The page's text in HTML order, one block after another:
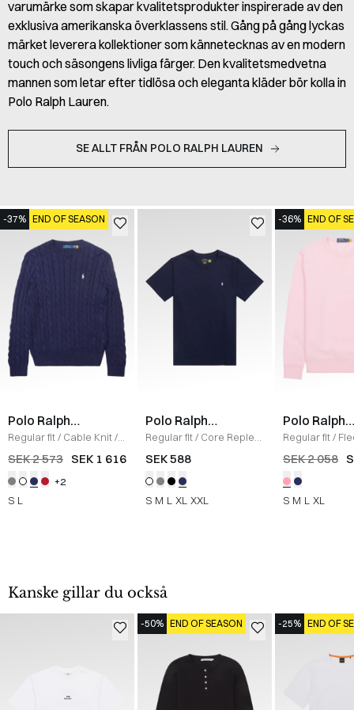
varumärke som skapar kvalitetsprodukter inspirerade av den
exklusiva amerikanska överklassens stil. Gång på gång lyckas
märket leverera kollektioner som kännetecknas av en modern
touch och säsongens livliga färger. Den kvalitetsmedvetna
mannen som letar efter tidlösa och eleganta kläder bör kolla in
Polo Ralph Lauren.
SE ALLT FRÅN POLO RALPH LAUREN
-37% END OF SEASON
Polo Ralph
Lauren
Regular fit/ Cable Knit/
NAVY
SEK 2 573 SEK 1 616
+2
S L
Polo Ralph
Lauren
Regular fit/ Core Replen
Logo Tee
SEK 588
S M L XL XXL
-36% END OF
Polo Ralph
Lauren
Regular fit/
Sweatshirt
SEK 2 058
S M L XL
Kanske gillar du också
-50% END OF SEASON -25% END OF